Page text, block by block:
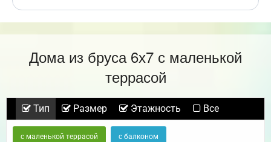
Дома из бруса 6х7 с маленькой
террасой
Тип Размер Этажность Все
с маленькой террасой с балконом